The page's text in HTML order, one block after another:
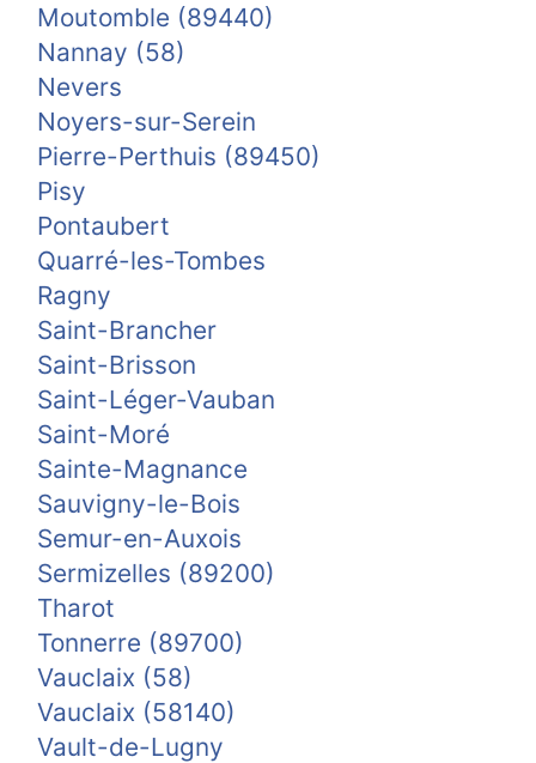
Moutomble (89440)
Nannay (58)
Nevers
Noyers-sur-Serein
Pierre-Perthuis (89450)
Pisy
Pontaubert
Quarré-les-Tombes
Ragny
Saint-Brancher
Saint-Brisson
Saint-Léger-Vauban
Saint-Moré
Sainte-Magnance
Sauvigny-le-Bois
Semur-en-Auxois
Sermizelles (89200)
Tharot
Tonnerre (89700)
Vauclaix (58)
Vauclaix (58140)
Vault-de-Lugny